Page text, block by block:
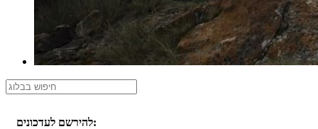
להירשם לעדכונים: